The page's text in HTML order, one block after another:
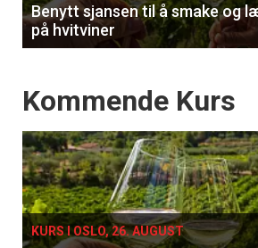
Få ukentlige
Apéritif
Vi tilbyr flere ukentlige
kan fritt velge hvilke du
tilsendt.
Benytt sjansen til å smake og
på hvitviner
Events
Kommende Kurs
KURS I OSLO, 26. AUGUST